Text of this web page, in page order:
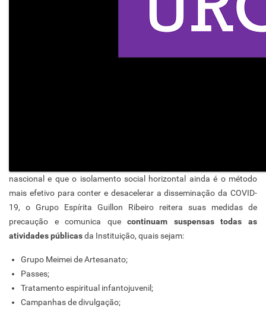
nascional e que o isolamento social horizontal ainda é o método
mais efetivo para conter e desacelerar a disseminação da COVID-
19, o Grupo Espírita Guillon Ribeiro reitera suas medidas de
precaução e comunica quecontinuam suspensas todas as
atividades públicasda Instituição, quais sejam:
Grupo Meimei de Artesanato;
Passes;
Tratamento espiritual infantojuvenil;
Campanhas de divulgação;